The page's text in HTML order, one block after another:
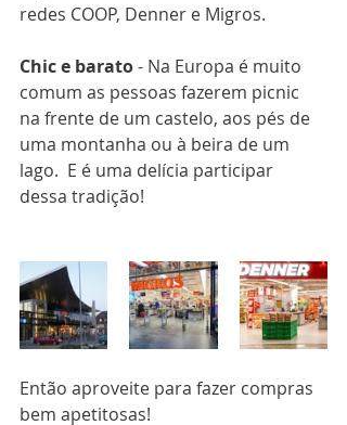
redes COOP, Denner e Migros.
Chic e barato - Na Europa é muito
comum as pessoas fazerem picnic
na frente de um castelo, aos pés de
uma montanha ou à beira de um
lago. E é uma delícia participar
dessa tradição!
Então aproveite para fazer compras
bem apetitosas!